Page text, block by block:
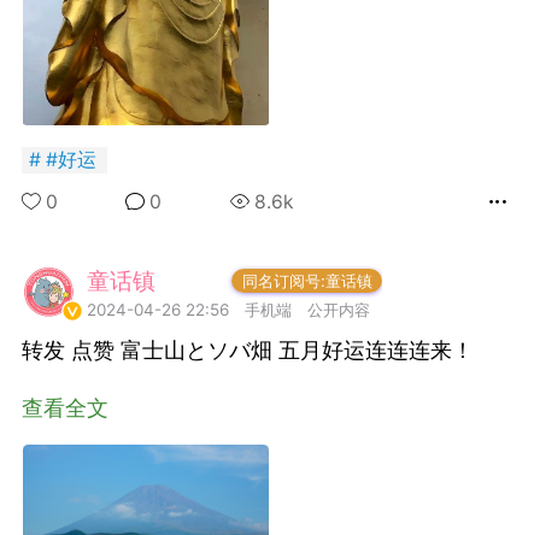
潮牌 SADBOY®️
0 欢迎来到芭比世界！ ​​​
#好运
0
0 8.6k
童话镇
同名订阅号:童话镇
2024-04-26 22:56
手机端 公开内容
转发 点赞 富士山とソバ畑 五月好运连连连来！
查看全文